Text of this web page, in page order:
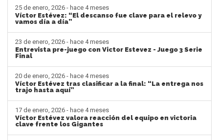
25 de enero, 2026 - hace 4 meses
Víctor Estévez: “El descanso fue clave para el relevo y
vamos día a día”
23 de enero, 2026 - hace 4 meses
Entrevista pre-juego con Victor Estevez - Juego 3 Serie
Final
20 de enero, 2026 - hace 4 meses
Víctor Estévez tras clasificar a la final: “La entrega nos
trajo hasta aquí”
17 de enero, 2026 - hace 4 meses
Víctor Estévez valora reacción del equipo en victoria
clave frente los Gigantes